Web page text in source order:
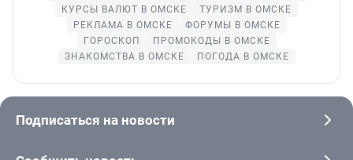
КУРСЫ ВАЛЮТ В ОМСКЕ
ТУРИЗМ В ОМСКЕ
РЕКЛАМА В ОМСКЕ
ФОРУМЫ В ОМСКЕ
ГОРОСКОП
ПРОМОКОДЫ В ОМСКЕ
ЗНАКОМСТВА В ОМСКЕ
ПОГОДА В ОМСКЕ
Подписаться на новости